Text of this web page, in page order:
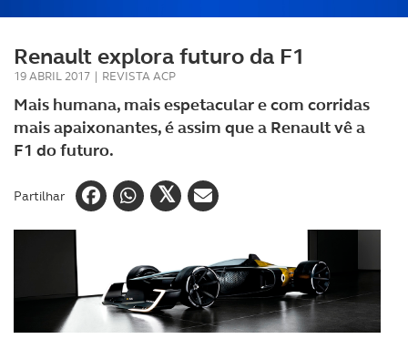
Renault explora futuro da F1
19 ABRIL 2017 | REVISTA ACP
Mais humana, mais espetacular e com corridas
mais apaixonantes, é assim que a Renault vê a
F1 do futuro.
Partilhar